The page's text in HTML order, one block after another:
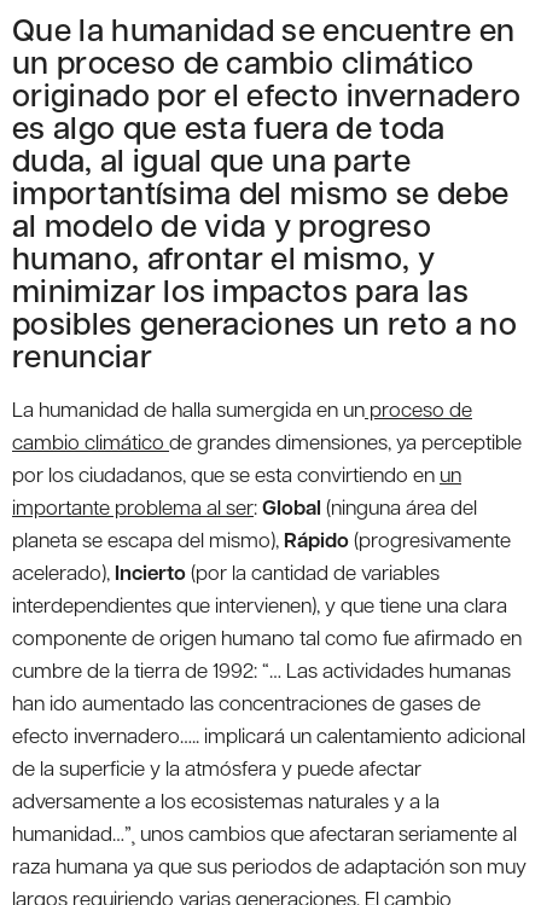
Que la humanidad se encuentre en
un proceso de cambio climático
originado por el efecto invernadero
es algo que esta fuera de toda
duda, al igual que una parte
importantísima del mismo se debe
al modelo de vida y progreso
humano, afrontar el mismo, y
minimizar los impactos para las
posibles generaciones un reto a no
renunciar
La humanidad de halla sumergida en un proceso de
cambio climático de grandes dimensiones, ya perceptible
por los ciudadanos, que se esta convirtiendo en un
importante problema al ser:Global (ninguna área del
planeta se escapa del mismo), Rápido(progresivamente
acelerado), Incierto(por la cantidad de variables
interdependientes que intervienen), y que tiene una clara
componente de origen humano tal como fue afirmado en
cumbre de la tierra de 1992: “… Las actividades humanas
han ido aumentado las concentraciones de gases de
efecto invernadero….. implicará un calentamiento adicional
de la superficie y la atmósfera y puede afectar
adversamente a los ecosistemas naturales y a la
humanidad…”¸ unos cambios que afectaran seriamente al
raza humana ya que sus periodos de adaptación son muy
largos requiriendo varias generaciones. El cambio